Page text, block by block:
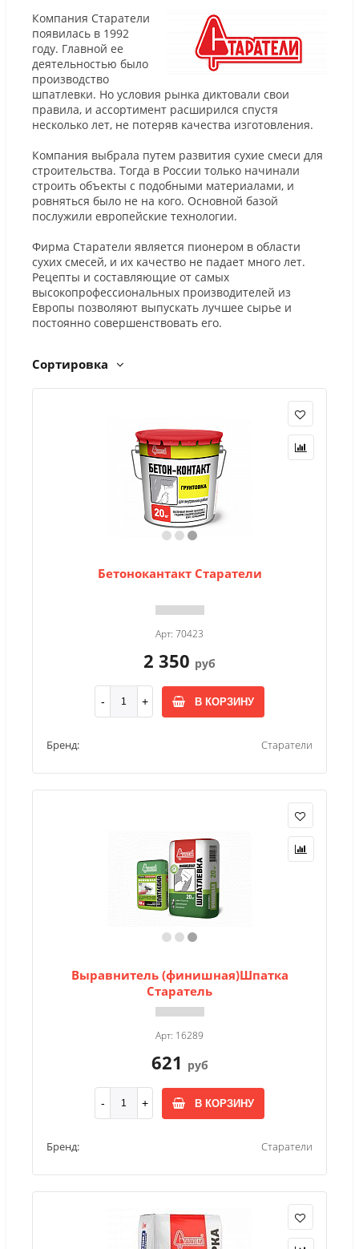
Компания Старатели
появилась в 1992
году. Главной ее
деятельностью было
производство
шпатлевки. Но условия рынка диктовали свои
правила, и ассортимент расширился спустя
несколько лет, не потеряв качества изготовления.
Компания выбрала путем развития сухие смеси для
строительства. Тогда в России только начинали
строить объекты с подобными материалами, и
ровняться было не на кого. Основной базой
послужили европейские технологии.
Фирма Старатели является пионером в области
сухих смесей, и их качество не падает много лет.
Рецепты и составляющие от самых
высокопрофессиональных производителей из
Европы позволяют выпускать лучшее сырье и
постоянно совершенствовать его.
Сортировка
Бетонокантакт Старатели
Арт: 70423
2 350 руб
В КОРЗИНУ
Бренд: Старатели
Выравнитель (финишная)Шпатка
Старатель
Арт: 16289
621 руб
В КОРЗИНУ
Бренд: Старатели